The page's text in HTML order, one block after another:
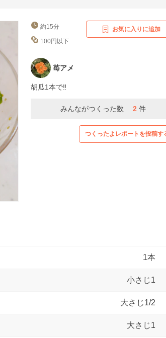
約15分
100円以下
お気に入りに追加
苺アメ
胡瓜1本で‼️
みんながつくった数 2 件
つくったよレポートを投稿す
1本
小さじ1
大さじ1/2
大さじ1